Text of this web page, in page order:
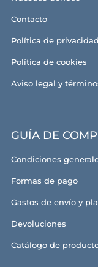
Contacto
Política de privacidad
Política de cookies
Aviso legal y
GUÍA DE
Condiciones
Formas de pago
Gastos de envío y
Devoluciones
Catálogo de